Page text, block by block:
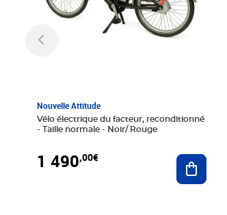
Nouvelle Attitude
Vélo électrique du facteur, reconditionné
- Taille normale - Noir/ Rouge
1 490,00€